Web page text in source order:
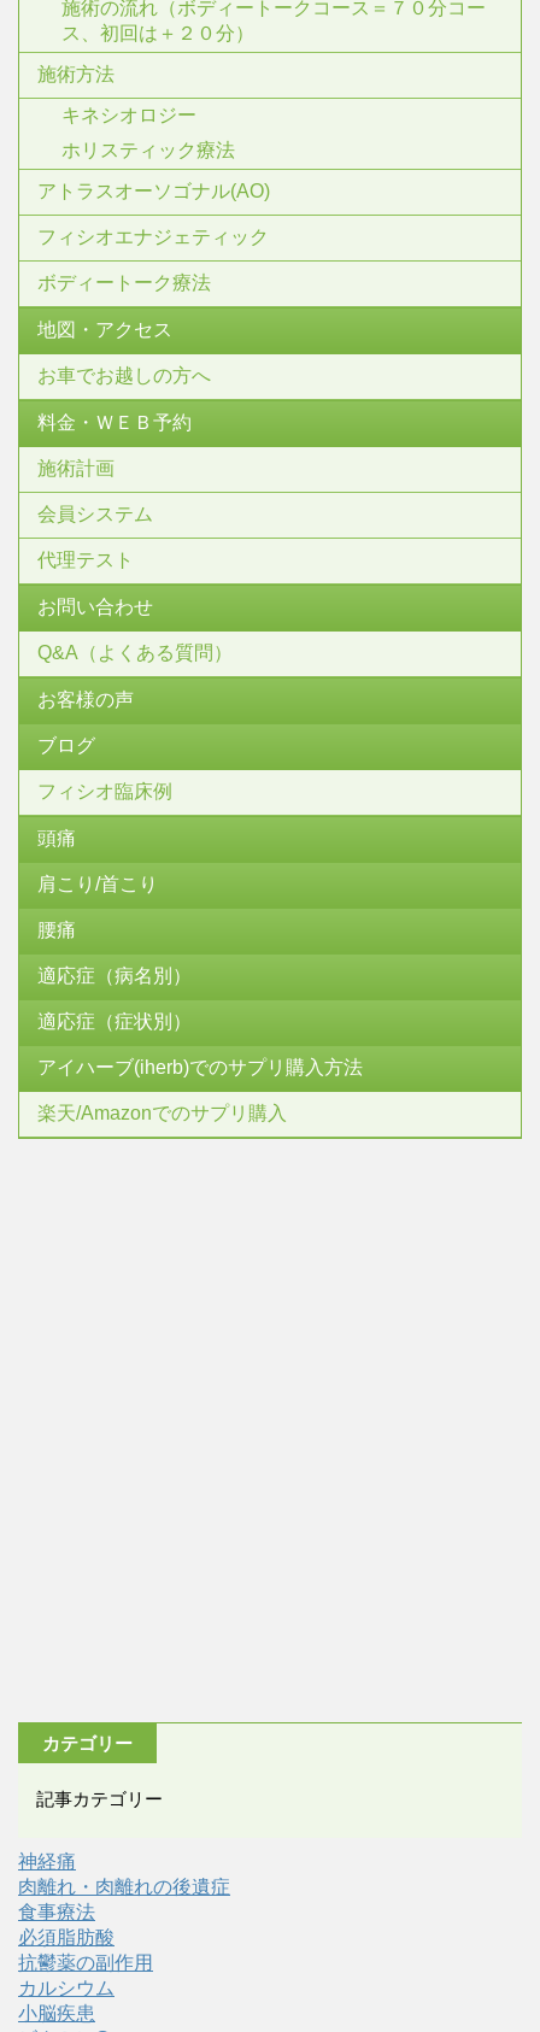
施術の流れ（ボディートークコース＝７０分コー
ス、初回は＋２０分）
施術方法
キネシオロジー
ホリスティック療法
アトラスオーソゴナル(AO)
フィシオエナジェティック
ボディートーク療法
地図・アクセス
お車でお越しの方へ
料金・ＷＥＢ予約
施術計画
会員システム
代理テスト
お問い合わせ
Q&A（よくある質問）
お客様の声
ブログ
フィシオ臨床例
頭痛
肩こり/首こり
腰痛
適応症（病名別）
適応症（症状別）
アイハーブ(iherb)でのサプリ購入方法
楽天/Amazonでのサプリ購入
カテゴリー
記事カテゴリー
神経痛
肉離れ・肉離れの後遺症
食事療法
必須脂肪酸
抗鬱薬の副作用
カルシウム
小脳疾患